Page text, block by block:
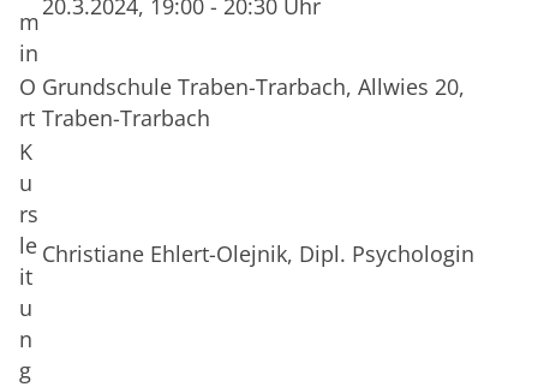
m
in
20.3.2024, 19:00 - 20:30 Uhr
O
rt
Grundschule Traben-Trarbach, Allwies 20,
Traben-Trarbach
K
u
rs
le
it
u
n
g
Christiane Ehlert-Olejnik, Dipl. Psychologin